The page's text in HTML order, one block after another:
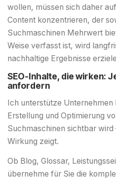
wollen, müssen sich daher
Content konzentrieren, der
Suchmaschinen Mehrwert
Weise verfasst ist, wird
nachhaltige Ergebnisse
SEO-Inhalte, die wirken:
anfordern
Ich unterstütze
Erstellung und Optimierung
Suchmaschinen sichtbar
Wirkung zeigt.
Ob Blog, Glossar,
übernehme für Sie die